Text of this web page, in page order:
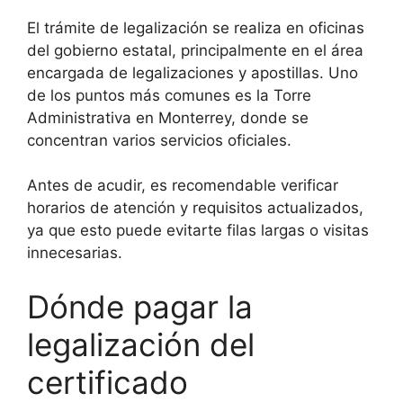
El trámite de legalización se realiza en oficinas
del gobierno estatal, principalmente en el área
encargada de legalizaciones y apostillas. Uno
de los puntos más comunes es la Torre
Administrativa en Monterrey, donde se
concentran varios servicios oficiales.
Antes de acudir, es recomendable verificar
horarios de atención y requisitos actualizados,
ya que esto puede evitarte filas largas o visitas
innecesarias.
Dónde pagar la
legalización del
certificado